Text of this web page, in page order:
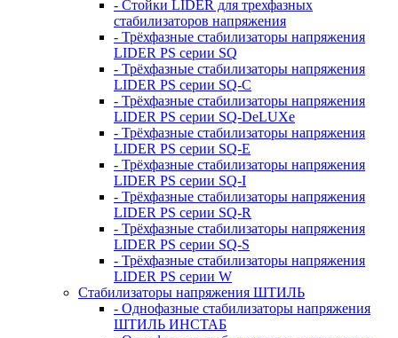
- Стойки LIDER для трехфазных
стабилизаторов напряжения
- Трёхфазные стабилизаторы напряжения
LIDER PS серии SQ
- Трёхфазные стабилизаторы напряжения
LIDER PS серии SQ-C
- Трёхфазные стабилизаторы напряжения
LIDER PS серии SQ-DeLUXe
- Трёхфазные стабилизаторы напряжения
LIDER PS серии SQ-E
- Трёхфазные стабилизаторы напряжения
LIDER PS серии SQ-I
- Трёхфазные стабилизаторы напряжения
LIDER PS серии SQ-R
- Трёхфазные стабилизаторы напряжения
LIDER PS серии SQ-S
- Трёхфазные стабилизаторы напряжения
LIDER PS серии W
Стабилизаторы напряжения ШТИЛЬ
- Однофазные стабилизаторы напряжения
ШТИЛЬ ИНСТАБ